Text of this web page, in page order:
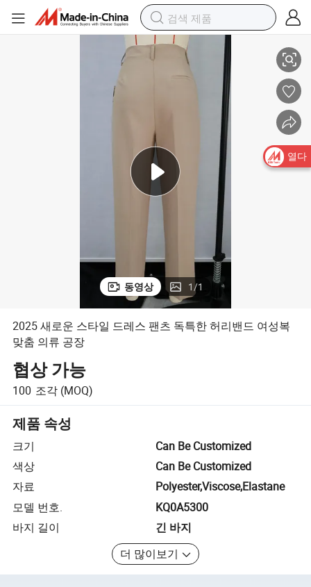
2025 새로운 스타일 드레스 팬츠 독특한 허리밴드 여성복 맞춤 의류 공장
동영상 1/1
2025 새로운 스타일 드레스 팬츠 독특한 허리밴드 여성복
맞춤 의류 공장
협상 가능
100 조각 (MOQ)
제품 속성
크기
Can Be Customized
색상
Can Be Customized
자료
Polyester,Viscose,Elastane
모델 번호.
KQ0A5300
바지 길이
긴 바지
더 많이보기
열다